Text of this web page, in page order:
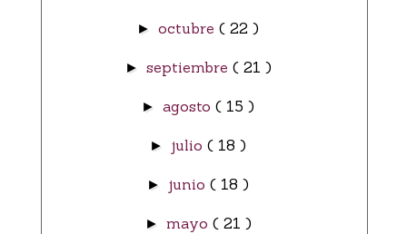
► octubre ( 22 )
► septiembre ( 21 )
► agosto ( 15 )
► julio ( 18 )
► junio ( 18 )
► mayo ( 21 )